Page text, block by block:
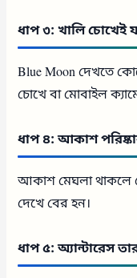
ধাপ ৩: খালি চোখেই
Blue Moon দেখতে
চোখে বা মোবাইল
ধাপ ৪: আকাশ
আকাশ মেঘলা থাকলে
দেখে বের হন।
ধাপ ৫: অ্যান্টারেস